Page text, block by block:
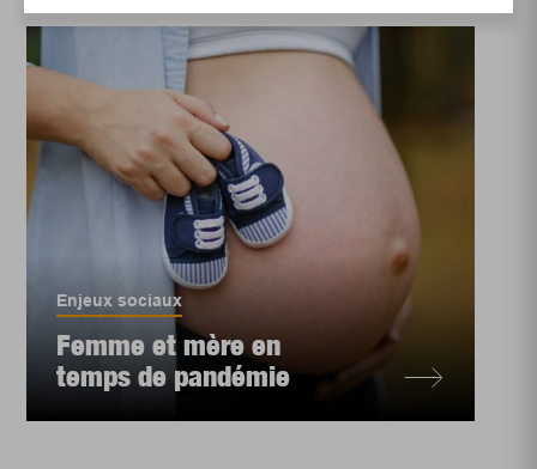
Enjeux sociaux
Femme et mère en
temps de pandémie